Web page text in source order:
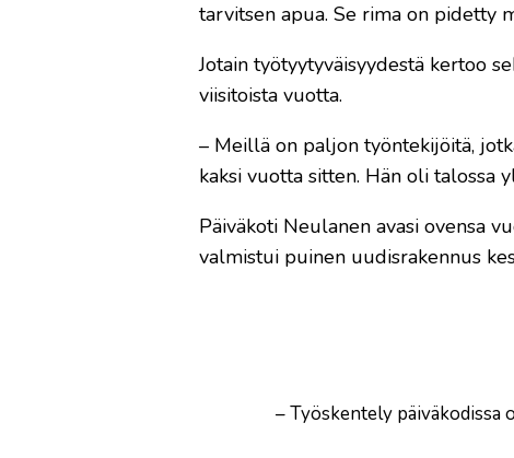
tarvitsen apua. Se rima on pidetty
Jotain työtyytyväisyydestä kertoo
viisitoista vuotta.
– Meillä on paljon työntekijöitä,
kaksi vuotta sitten. Hän oli talossa
Päiväkoti Neulanen avasi ovensa
valmistui puinen uudisrakennus
– Työskentely päiväkodissa